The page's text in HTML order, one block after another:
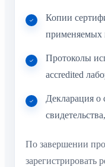
Копии
применяемых
Протоколы
accredited
Декларация о
По завершении
зарегистрировать